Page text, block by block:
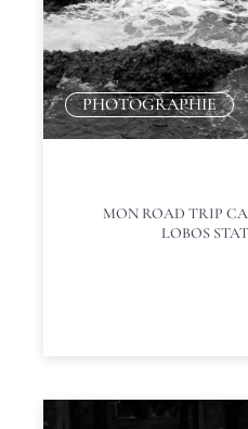
PHOTOGRAPHIE
MON ROAD TRIP
LOBOS